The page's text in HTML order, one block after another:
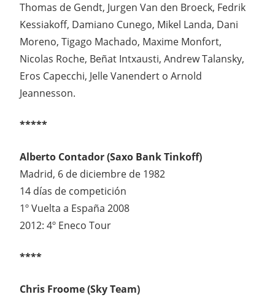
Thomas de Gendt, Jurgen Van den Broeck, Fedrik
Kessiakoff, Damiano Cunego, Mikel Landa, Dani
Moreno, Tigago Machado, Maxime Monfort,
Nicolas Roche, Beñat Intxausti, Andrew Talansky,
Eros Capecchi, Jelle Vanendert o Arnold
Jeannesson.
*****
Alberto Contador (Saxo Bank Tinkoff)
Madrid, 6 de diciembre de 1982
14 días de competición
1º Vuelta a España 2008
2012: 4º Eneco Tour
****
Chris Froome (Sky Team)